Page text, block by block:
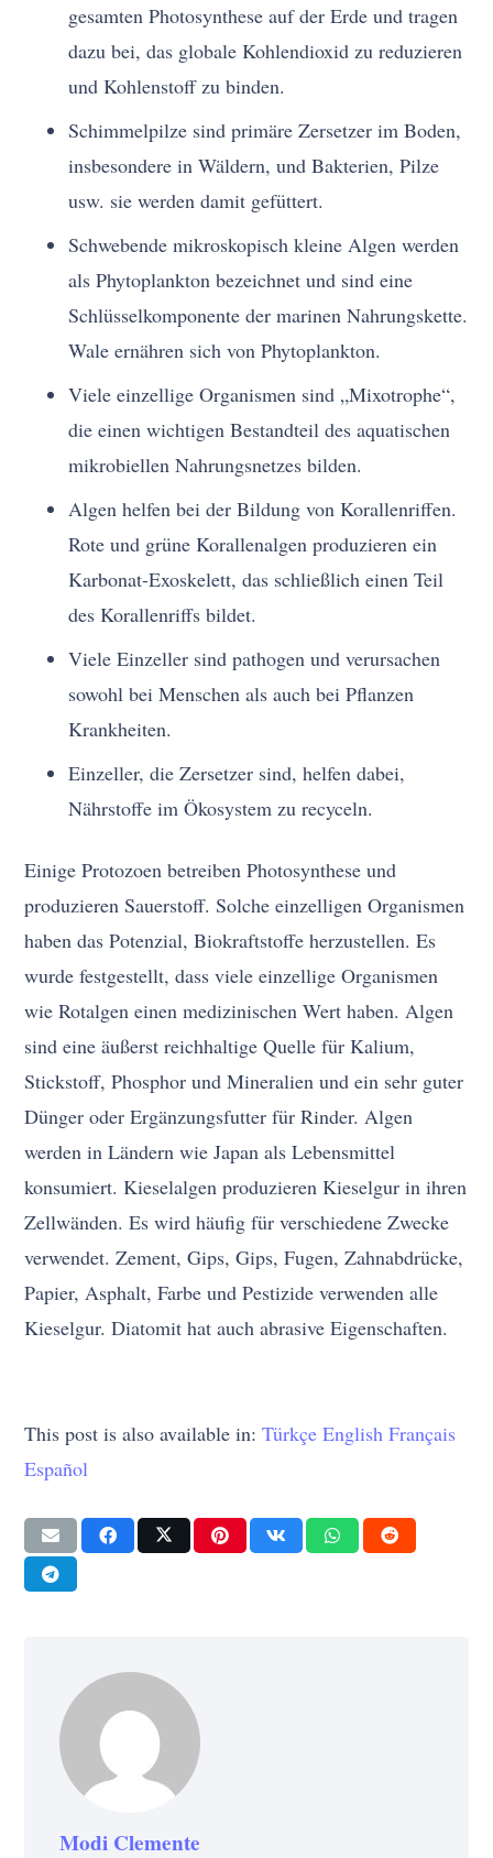
gesamten Photosynthese auf der Erde und tragen
dazu bei, das globale Kohlendioxid zu reduzieren
und Kohlenstoff zu binden.
Schimmelpilze sind primäre Zersetzer im Boden,
insbesondere in Wäldern, und Bakterien, Pilze
usw. sie werden damit gefüttert.
Schwebende mikroskopisch kleine Algen werden
als Phytoplankton bezeichnet und sind eine
Schlüsselkomponente der marinen Nahrungskette.
Wale ernähren sich von Phytoplankton.
Viele einzellige Organismen sind „Mixotrophe“,
die einen wichtigen Bestandteil des aquatischen
mikrobiellen Nahrungsnetzes bilden.
Algen helfen bei der Bildung von Korallenriffen.
Rote und grüne Korallenalgen produzieren ein
Karbonat-Exoskelett, das schließlich einen Teil
des Korallenriffs bildet.
Viele Einzeller sind pathogen und verursachen
sowohl bei Menschen als auch bei Pflanzen
Krankheiten.
Einzeller, die Zersetzer sind, helfen dabei,
Nährstoffe im Ökosystem zu recyceln.
Einige Protozoen betreiben Photosynthese und
produzieren Sauerstoff. Solche einzelligen Organismen
haben das Potenzial, Biokraftstoffe herzustellen. Es
wurde festgestellt, dass viele einzellige Organismen
wie Rotalgen einen medizinischen Wert haben. Algen
sind eine äußerst reichhaltige Quelle für Kalium,
Stickstoff, Phosphor und Mineralien und ein sehr guter
Dünger oder Ergänzungsfutter für Rinder. Algen
werden in Ländern wie Japan als Lebensmittel
konsumiert. Kieselalgen produzieren Kieselgur in ihren
Zellwänden. Es wird häufig für verschiedene Zwecke
verwendet. Zement, Gips, Gips, Fugen, Zahnabdrücke,
Papier, Asphalt, Farbe und Pestizide verwenden alle
Kieselgur. Diatomit hat auch abrasive Eigenschaften.
This post is also available in:Türkçe English Français
Español
Modi Clemente